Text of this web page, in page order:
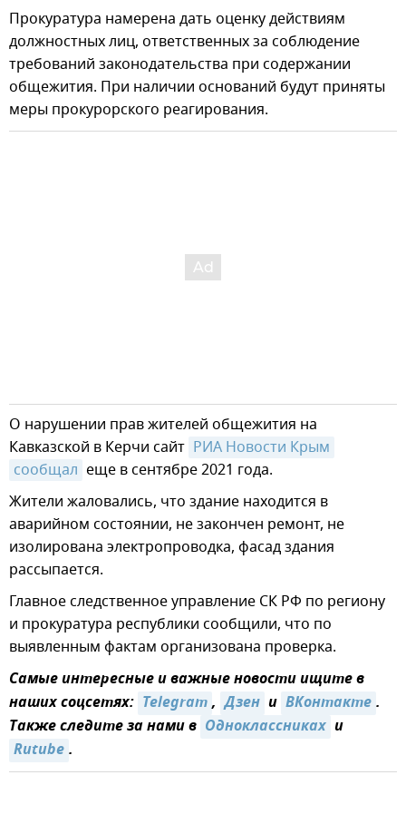
Прокуратура намерена дать оценку действиям
должностных лиц, ответственных за соблюдение
требований законодательства при содержании
общежития. При наличии оснований будут приняты
меры прокурорского реагирования.
О нарушении прав жителей общежития на
Кавказской в Керчи сайт РИА Новости Крым
сообщал еще в сентябре 2021 года.
Жители жаловались, что здание находится в
аварийном состоянии, не закончен ремонт, не
изолирована электропроводка, фасад здания
рассыпается.
Главное следственное управление СК РФ по региону
и прокуратура республики сообщили, что по
выявленным фактам организована проверка.
Самые интересные и важные новости ищите в
наших соцсетях: Telegram, Дзен и ВКонтакте.
Также следите за нами в Одноклассниках и
Rutube.